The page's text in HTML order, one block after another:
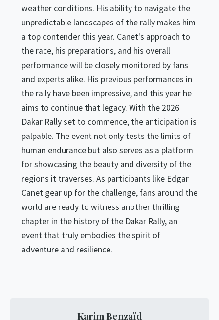
weather conditions. His ability to navigate the
unpredictable landscapes of the rally makes him
a top contender this year. Canet's approach to
the race, his preparations, and his overall
performance will be closely monitored by fans
and experts alike. His previous performances in
the rally have been impressive, and this year he
aims to continue that legacy. With the 2026
Dakar Rally set to commence, the anticipation is
palpable. The event not only tests the limits of
human endurance but also serves as a platform
for showcasing the beauty and diversity of the
regions it traverses. As participants like Edgar
Canet gear up for the challenge, fans around the
world are ready to witness another thrilling
chapter in the history of the Dakar Rally, an
event that truly embodies the spirit of
adventure and resilience.
Karim Benzaïd